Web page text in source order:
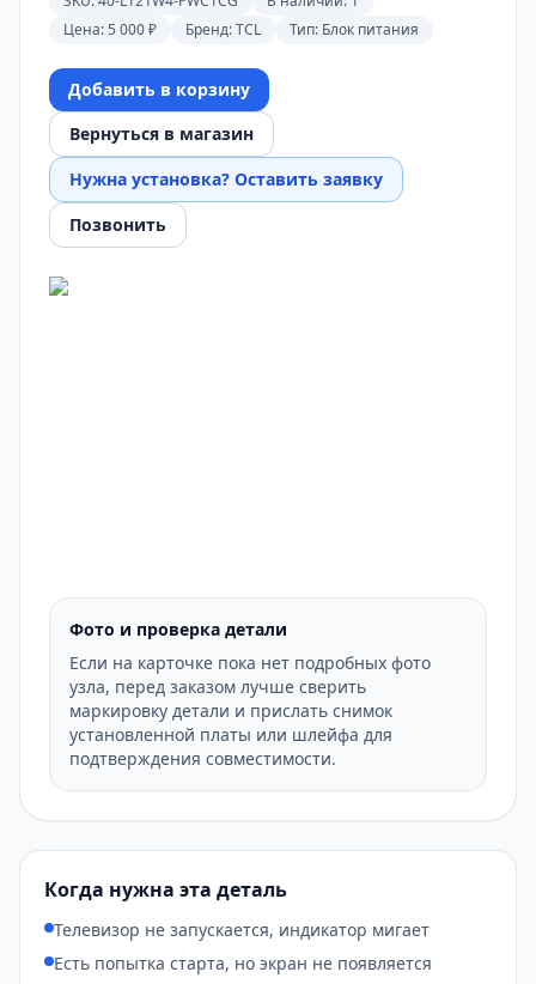
Цена:5 000 ₽ Бренд:TCL Тип: Блок питания
Добавить в корзину
Вернуться в магазин
Нужна установка? Оставить заявку
Позвонить
Фото и проверка детали
Если на карточке пока нет подробных фото
узла, перед заказом лучше сверить
маркировку детали и прислать снимок
установленной платы или шлейфа для
подтверждения совместимости.
Когда нужна эта деталь
Телевизор не запускается, индикатор мигает
Есть попытка старта, но экран не появляется